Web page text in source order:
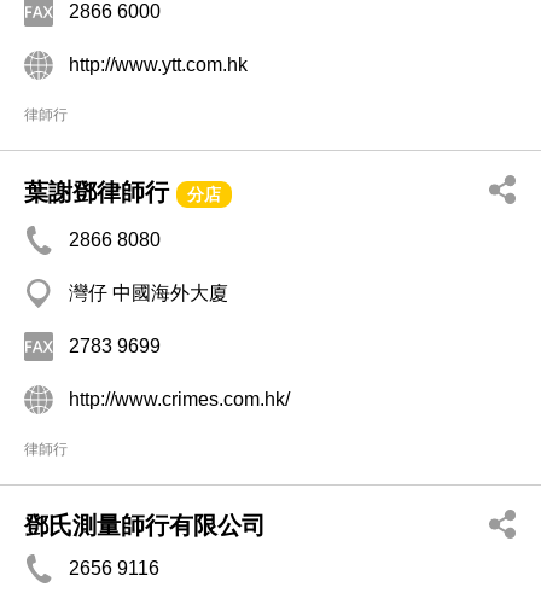
2866 6000
http://www.ytt.com.hk
律師行
葉謝鄧律師行 分店
2866 8080
灣仔 中國海外大廈
2783 9699
http://www.crimes.com.hk/
律師行
鄧氏測量師行有限公司
2656 9116